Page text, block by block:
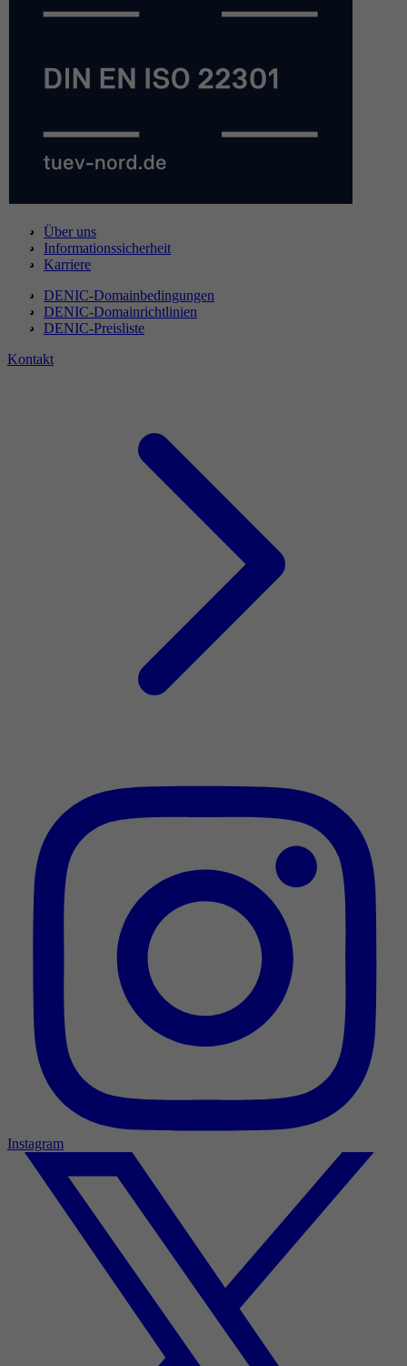
Über uns
Informationssicherheit
Karriere
DENIC-Domainbedingungen
DENIC-Domainrichtlinien
DENIC-Preisliste
Kontakt
Instagram